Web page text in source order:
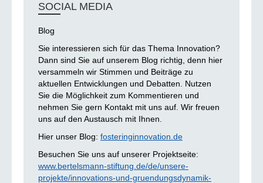
SOCIAL MEDIA
Blog
Sie interessieren sich für das Thema Innovation?
Dann sind Sie auf unserem Blog richtig, denn hier
versammeln wir Stimmen und Beiträge zu
aktuellen Entwicklungen und Debatten. Nutzen
Sie die Möglichkeit zum Kommentieren und
nehmen Sie gern Kontakt mit uns auf. Wir freuen
uns auf den Austausch mit Ihnen.
Hier unser Blog: fosteringinnovation.de
Besuchen Sie uns auf unserer Projektseite:
www.bertelsmann-stiftung.de/de/unsere-
projekte/innovations-und-gruendungsdynamik-